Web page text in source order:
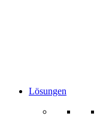
Lösungen